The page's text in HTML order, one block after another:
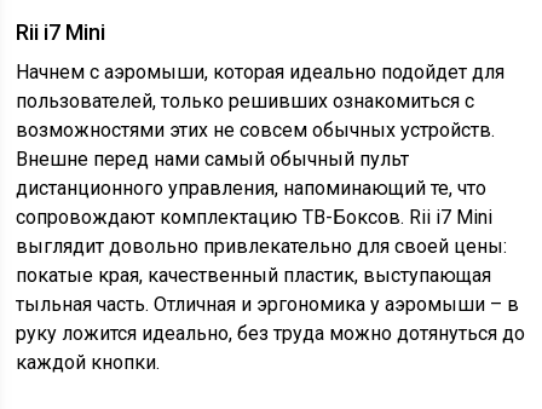
Rii i7 Mini
Начнем с аэромыши, которая идеально подойдет для
пользователей, только решивших ознакомиться с
возможностями этих не совсем обычных устройств.
Внешне перед нами самый обычный пульт
дистанционного управления, напоминающий те, что
сопровождают комплектацию ТВ-Боксов. Rii i7 Mini
выглядит довольно привлекательно для своей цены:
покатые края, качественный пластик, выступающая
тыльная часть. Отличная и эргономика у аэромыши – в
руку ложится идеально, без труда можно дотянуться до
каждой кнопки.